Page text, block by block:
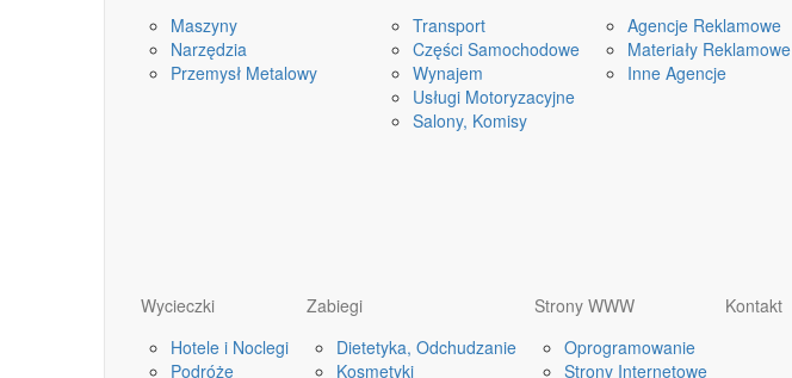
Maszyny
Narzędzia
Przemysł Metalowy
Transport
Części Samochodowe
Wynajem
Usługi Motoryzacyjne
Salony, Komisy
Agencje Reklamowe
Materiały Reklamowe
Inne Agencje
Wycieczki
Hotele i Noclegi
Podróże
Zabiegi
Dietetyka, Odchudzanie
Kosmetyki
Strony WWW
Oprogramowanie
Strony Internetowe
Kontakt